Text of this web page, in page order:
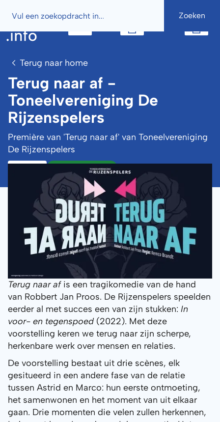
Terug naar home
Terug naar af -
Toneelvereniging De
Rijzenspelers
Première van 'Terug naar af' van Toneelvereniging
De Rijzenspelers
De Rijzenspelers
Terug naar afis een tragikomedie van de hand
van Robbert Jan Proos. De Rijzenspelers speelden
eerder al met succes een van zijn stukken: In
voor- en tegenspoed(2022). Met deze
voorstelling keren we terug naar zijn scherpe,
herkenbare werk over mensen en relaties.
De voorstelling bestaat uit drie scènes, elk
gesitueerd in een andere fase van de relatie
tussen Astrid en Marco: hun eerste ontmoeting,
het samenwonen en het moment van uit elkaar
gaan. Drie momenten die velen zullen herkennen,